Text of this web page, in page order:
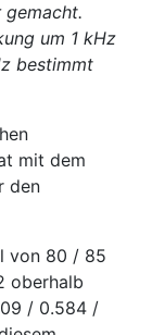
gemacht.
um 1 kHz
bestimmt
mit dem
den
von 80 / 85
oberhalb
/ 0.584 /